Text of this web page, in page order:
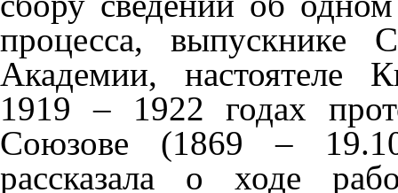
процесса, выпускнике
Академии, настоятеле
1919 – 1922 годах
Союзове (1869 –
рассказала о ходе